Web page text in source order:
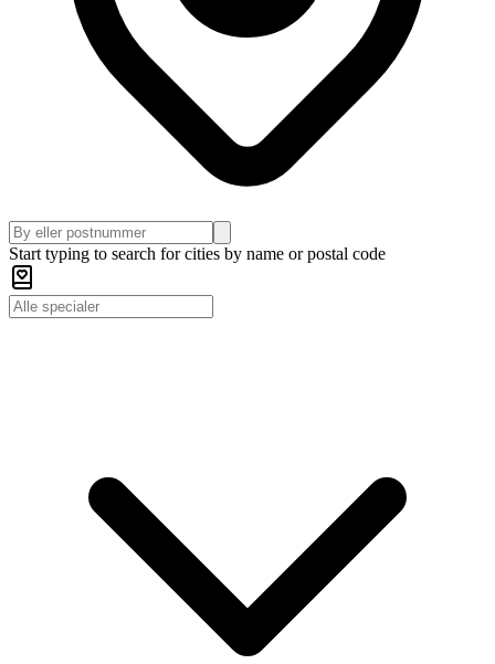
Start typing to search for cities by name or postal code